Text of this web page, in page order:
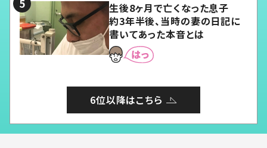
生後8ヶ月で亡くなった息子
約3年半後、当時の妻の日記に
書いてあった本音とは
6位以降はこちら